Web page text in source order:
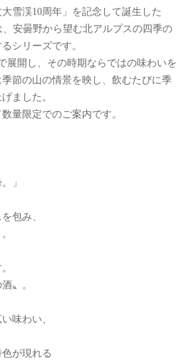
雪渓10周年」を記念して誕生した
、安曇野から望む北アルプスの四季の
シリーズです。
展開し、その時期ならではの味わいを
節の山の情景を映し、飲むたびに季
ました。
量限定でのご案内です。
」
包み、
〟。
味わい、
が現れる